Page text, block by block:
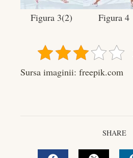
Figura 3(2) Figura 4
Sursa imaginii: freepik.com
SHARE